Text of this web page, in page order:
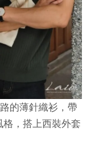
的薄針織衫，帶
，搭上西裝外套